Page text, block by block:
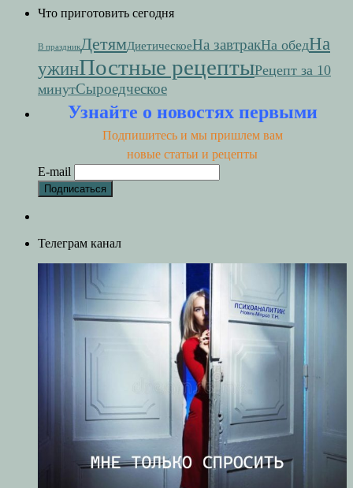
Что приготовить сегодня
В праздникДетямДиетическоеНа завтракНа обедНа
ужинПостные рецептыРецепт за 10
минутСыроедческое
Узнайте о новостях первыми
Подпишитесь и мы пришлем вам
новые статьи и рецепты
E-mail
Телеграм канал